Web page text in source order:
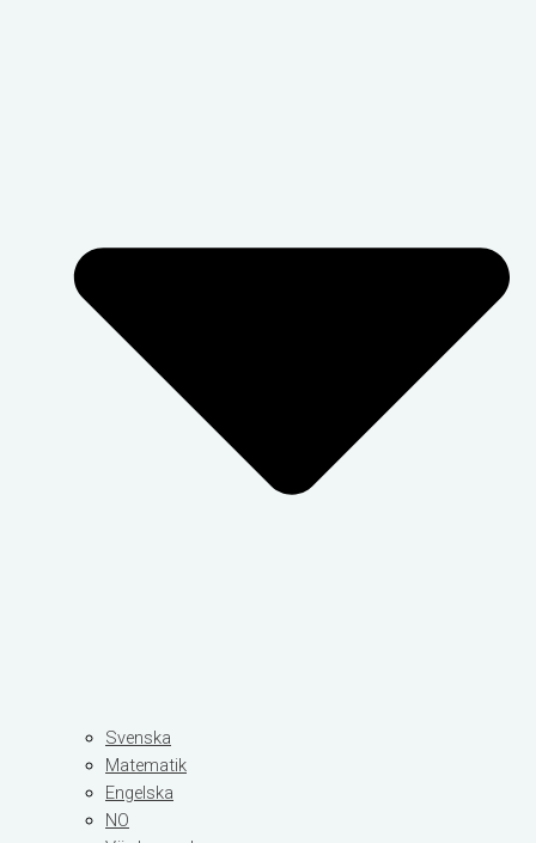
Svenska
Matematik
Engelska
NO